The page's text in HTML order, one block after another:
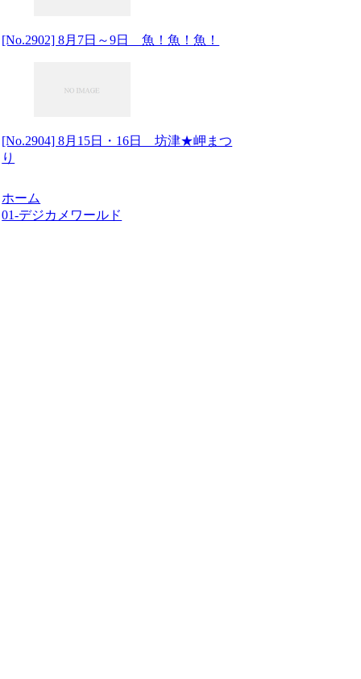
[No.2902] 8月7日～9日 魚！魚！魚！
[No.2904] 8月15日・16日 坊津★岬まつ
り
ホーム
01-デジカメワールド